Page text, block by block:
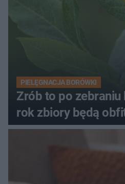
PIELĘGNACJA BORÓWKI
Zrób to po zebraniu
rok zbiory będą